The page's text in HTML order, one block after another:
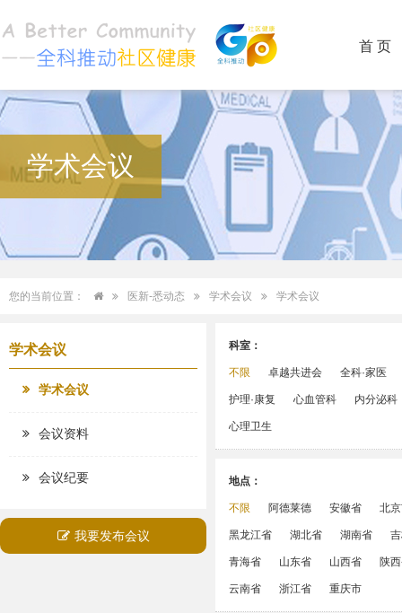
首 页
学术会议
您的当前位置： 医新-悉动态 学术会议 学术会议
学术会议
学术会议
会议资料
会议纪要
我要发布会议
科室：
不限 卓越共进会 全科·家医
护理·康复 心血管科 内分泌科
心理卫生
地点：
不限 阿德莱德 安徽省 北
黑龙江省 湖北省 湖南省
青海省 山东省 山西省 陕
云南省 浙江省 重庆市